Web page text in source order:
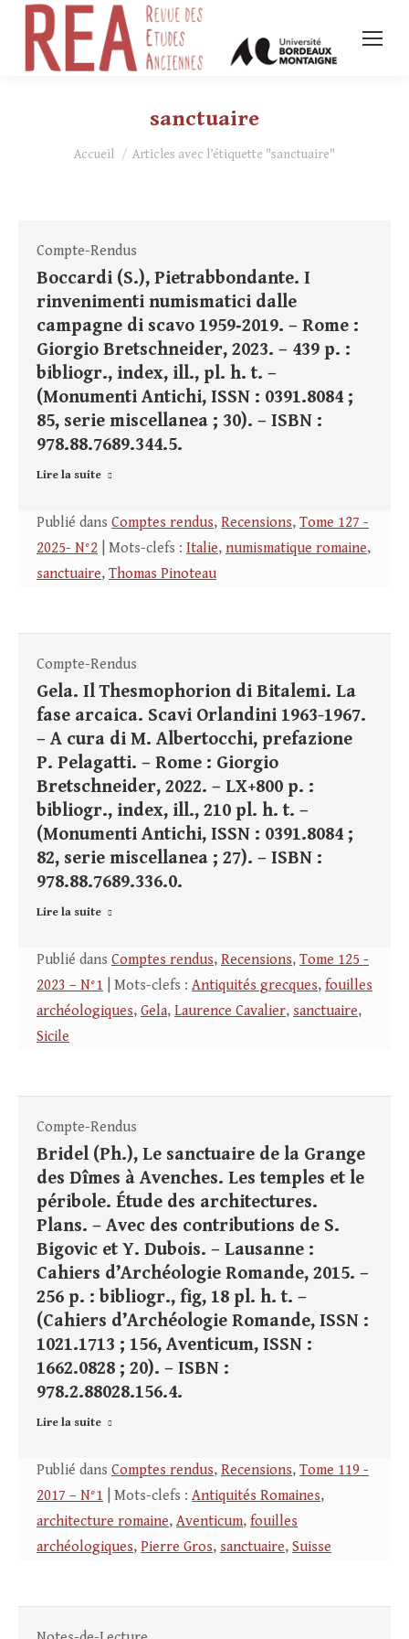
sanctuaire
Vous êtes ici :
Accueil Articles avec l’étiquette "sanctuaire"
Compte-Rendus
Boccardi (S.), Pietrabbondante. I
rinvenimenti numismatici dalle
campagne di scavo 1959‑2019. – Rome :
Giorgio Bretschneider, 2023. – 439 p. :
bibliogr., index, ill., pl. h. t. –
(Monumenti Antichi, ISSN : 0391.8084 ;
85, serie miscellanea ; 30). – ISBN :
978.88.7689.344.5.
Lire la suite
Publié dans Comptes rendus, Recensions, Tome 127 -
2025- N°2 | Mots-clefs : Italie, numismatique romaine,
sanctuaire, Thomas Pinoteau
Compte-Rendus
Gela. Il Thesmophorion di Bitalemi. La
fase arcaica. Scavi Orlandini 1963-1967.
– A cura di M. Albertocchi, prefazione
P. Pelagatti. – Rome : Giorgio
Bretschneider, 2022. – LX+800 p. :
bibliogr., index, ill., 210 pl. h. t. –
(Monumenti Antichi, ISSN : 0391.8084 ;
82, serie miscellanea ; 27). – ISBN :
978.88.7689.336.0.
Lire la suite
Publié dans Comptes rendus, Recensions, Tome 125 -
2023 – N°1 | Mots-clefs : Antiquités grecques, fouilles
archéologiques, Gela, Laurence Cavalier, sanctuaire,
Sicile
Compte-Rendus
Bridel (Ph.), Le sanctuaire de la Grange
des Dîmes à Avenches. Les temples et le
péribole. Étude des architectures.
Plans. – Avec des contributions de S.
Bigovic et Y. Dubois. – Lausanne :
Cahiers d’Archéologie Romande, 2015. –
256 p. : bibliogr., fig, 18 pl. h. t. –
(Cahiers d’Archéologie Romande, ISSN :
1021.1713 ; 156, Aventicum, ISSN :
1662.0828 ; 20). – ISBN :
978.2.88028.156.4.
Lire la suite
Publié dans Comptes rendus, Recensions, Tome 119 -
2017 – N°1 | Mots-clefs : Antiquités Romaines,
architecture romaine, Aventicum, fouilles
archéologiques, Pierre Gros, sanctuaire, Suisse